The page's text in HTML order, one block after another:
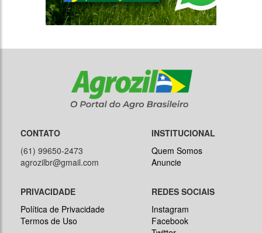
CONTATO
(61) 99650-2473
agrozilbr@gmail.com
INSTITUCIONAL
Quem Somos
Anuncie
PRIVACIDADE
Política de Privacidade
Termos de Uso
REDES SOCIAIS
Instagram
Facebook